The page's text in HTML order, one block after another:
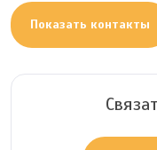
Показать контакты